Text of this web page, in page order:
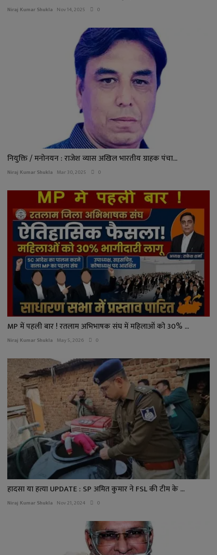
Niraj Kumar Shukla Nov 14, 2025 0
नियुक्ति / मनोनयन : राजेश व्यास अखिल भारतीय ग्राहक पंचा...
Niraj Kumar Shukla Mar 30, 2025 0
MP में पहली बार ! रतलाम अभिभाषक संघ में महिलाओं को 30% ...
Niraj Kumar Shukla May 5, 2026 0
हादसा या हत्या UPDATE : SP अमित कुमार ने FSL की टीम के ...
Niraj Kumar Shukla Nov 21, 2024 0